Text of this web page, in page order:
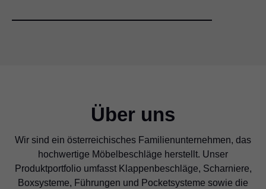
Über uns
Wir sind ein österreichisches Familienunternehmen, das
hochwertige Möbelbeschläge herstellt. Unser
Produktportfolio umfasst Klappenbeschläge, Scharniere,
Boxsysteme, Führungen und Pocketsysteme sowie die